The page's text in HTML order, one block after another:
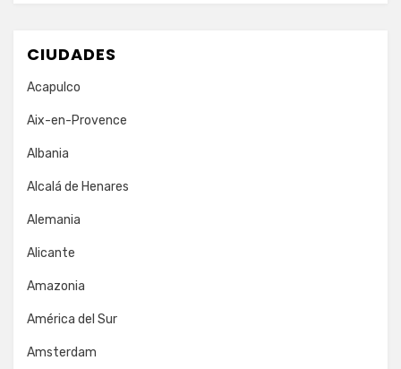
CIUDADES
Acapulco
Aix-en-Provence
Albania
Alcalá de Henares
Alemania
Alicante
Amazonia
América del Sur
Amsterdam